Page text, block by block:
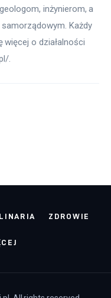
inżynierom, a
Każdy
o działalności
.
ZDROWIE